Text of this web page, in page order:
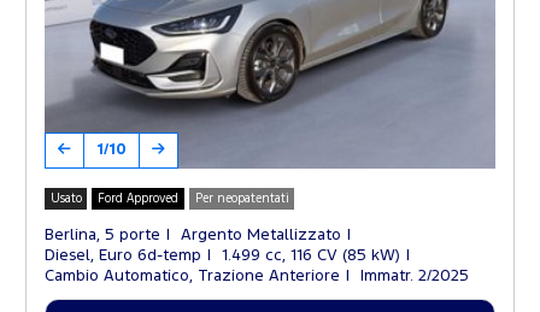
1/10
Usato Ford Approved Per neopatentati
Berlina, 5 porte
Argento Metallizzato
Diesel, Euro 6d-temp
1.499 cc, 116 CV (85 kW)
Cambio Automatico, Trazione Anteriore
Immatr. 2/2025